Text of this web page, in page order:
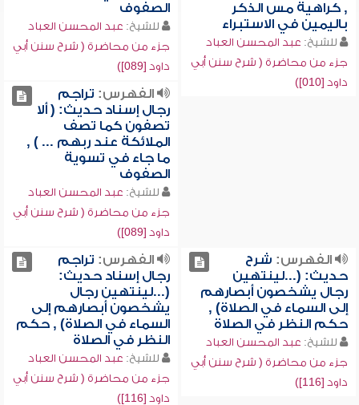
, كراهية مس الذكر
باليمين في الاستبراء
للشيخ: عبد المحسن العباد
جزء من محاضرة ( شرح سنن أبي
داود [010])
الصفوف
للشيخ: عبد المحسن العباد
جزء من محاضرة ( شرح سنن أبي
داود [089])
الفهرس: تراجم
رجال إسناد حديث: ( ألا
تصفون كما تصف
الملائكة عند ربهم ... ) ,
ما جاء في تسوية
الصفوف
للشيخ: عبد المحسن العباد
جزء من محاضرة ( شرح سنن أبي
داود [089])
الفهرس: شرح
حديث: (...لينتهين
رجال يشخصون أبصارهم
إلى السماء في الصلاة) ,
حكم النظر في الصلاة
للشيخ: عبد المحسن العباد
جزء من محاضرة ( شرح سنن أبي
داود [116])
الفهرس: تراجم
رجال إسناد حديث:
(...لينتهين رجال
يشخصون أبصارهم إلى
السماء في الصلاة) , حكم
النظر في الصلاة
للشيخ: عبد المحسن العباد
جزء من محاضرة ( شرح سنن أبي
داود [116])